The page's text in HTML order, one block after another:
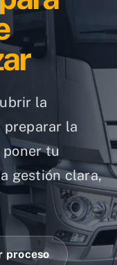
la
la
poner tu
gestión clara,
proceso